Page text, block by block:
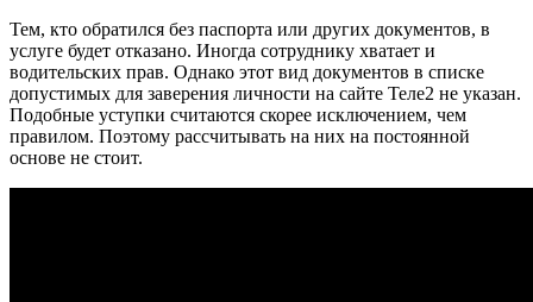
Тем, кто обратился без паспорта или других документов, в
услуге будет отказано. Иногда сотруднику хватает и
водительских прав. Однако этот вид документов в списке
допустимых для заверения личности на сайте Теле2 не указан.
Подобные уступки считаются скорее исключением, чем
правилом. Поэтому рассчитывать на них на постоянной
основе не стоит.